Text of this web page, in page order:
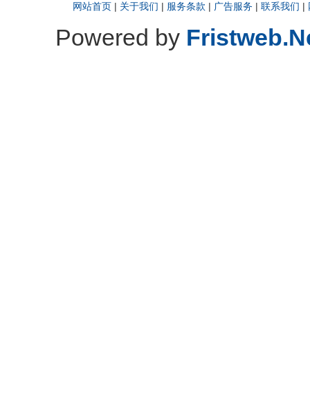
网站首页 | 关于我们 | 服务条款 | 广告服务 |联系我们 |
Powered by